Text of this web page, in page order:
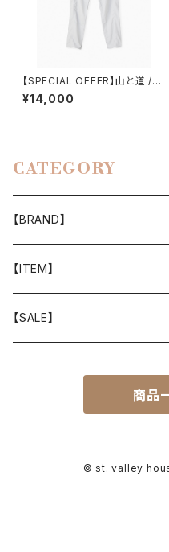
【SPECIAL OFFER】山と道 /５
POCKET PANTS（WOMEN）
¥14,000
CATEGORY
【BRAND】
山と道
T-SHIRT
迷迭香
Akihiro Wood Works
【ITEM】
WEAR
【SALE】
商品
© st. valley